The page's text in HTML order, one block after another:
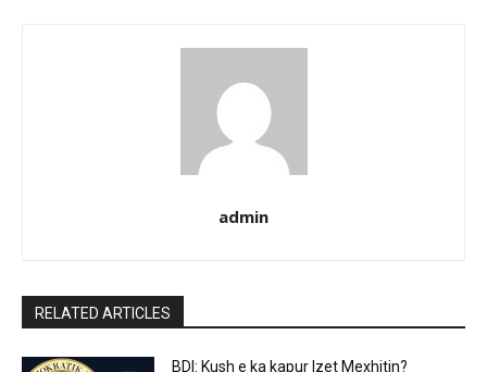
admin
RELATED ARTICLES
BDI: Kush e ka kapur Izet Mexhitin?